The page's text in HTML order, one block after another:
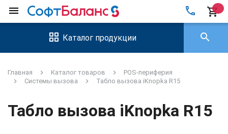
menu local_phone shopping_cart
Каталог продукции search
Главная Каталог товаров
POS-периферия
Системы вызова
Табло вызова iKnopka R15
Табло вызова iKnopka R15